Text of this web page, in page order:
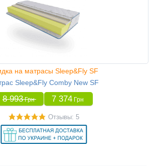
на матрасы Sleep&Fly SF
Sleep&Fly Comby New SF
8 993 Грн 7 374 Грн
Отзывы: 5